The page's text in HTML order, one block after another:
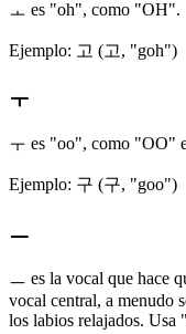
ㅗ es "oh", como "OH".
Ejemplo: 고 (고, "goh")
ㅜ
ㅜ es "oo", como "OO"
Ejemplo: 구 (구, "goo")
ㅡ
ㅡ es la vocal que hace
vocal central, a menudo
los labios relajados.